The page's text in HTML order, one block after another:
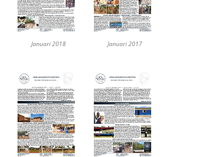
Januari 2018 Januari 2017